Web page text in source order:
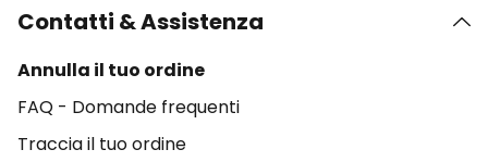
Contatti & Assistenza
Annulla il tuo ordine
FAQ - Domande frequenti
Traccia il tuo ordine